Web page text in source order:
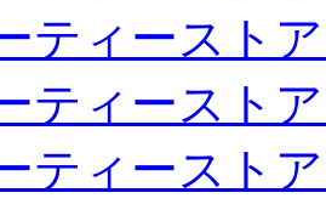
ティースト
ティースト
ティースト